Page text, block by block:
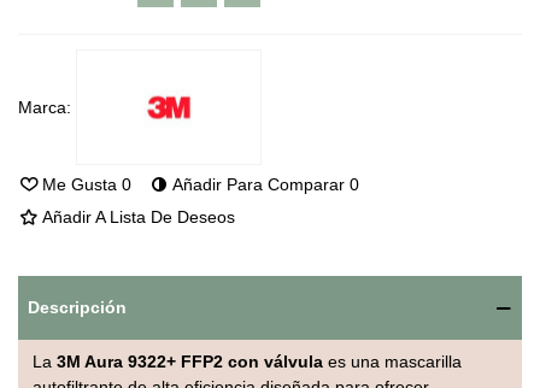
Marca:
Me Gusta 0 Añadir Para Comparar 0
Añadir A Lista De Deseos
Descripción
La 3M Aura 9322+ FFP2 con válvula es una mascarilla